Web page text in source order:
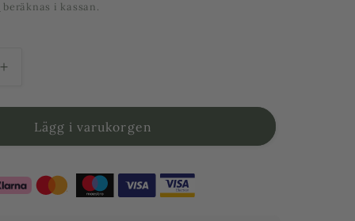
beräknas i kassan.
Öka
för
SPOT-
WALL
120
cm
Lägg i varukorgen